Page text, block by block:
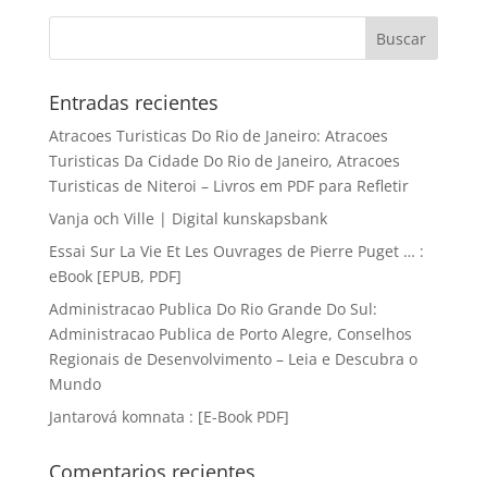
Entradas recientes
Atracoes Turisticas Do Rio de Janeiro: Atracoes
Turisticas Da Cidade Do Rio de Janeiro, Atracoes
Turisticas de Niteroi – Livros em PDF para Refletir
Vanja och Ville | Digital kunskapsbank
Essai Sur La Vie Et Les Ouvrages de Pierre Puget … :
eBook [EPUB, PDF]
Administracao Publica Do Rio Grande Do Sul:
Administracao Publica de Porto Alegre, Conselhos
Regionais de Desenvolvimento – Leia e Descubra o
Mundo
Jantarová komnata : [E-Book PDF]
Comentarios recientes